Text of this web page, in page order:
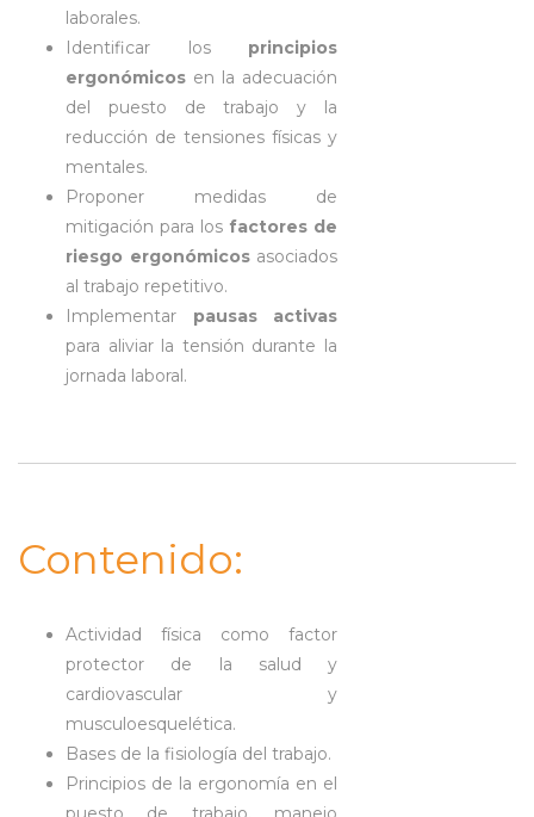
laborales.
Identificar los principios
ergonómicos en la adecuación
del puesto de trabajo y la
reducción de tensiones físicas y
mentales.
Proponer medidas de
mitigación para los factores de
riesgo ergonómicosasociados
al trabajo repetitivo.
Implementar pausas activas
para aliviar la tensión durante la
jornada laboral.
Contenido:
Actividad física como factor
protector de la salud y
cardiovascular y
musculoesquelética.
Bases de la fisiología del trabajo.
Principios de la ergonomía en el